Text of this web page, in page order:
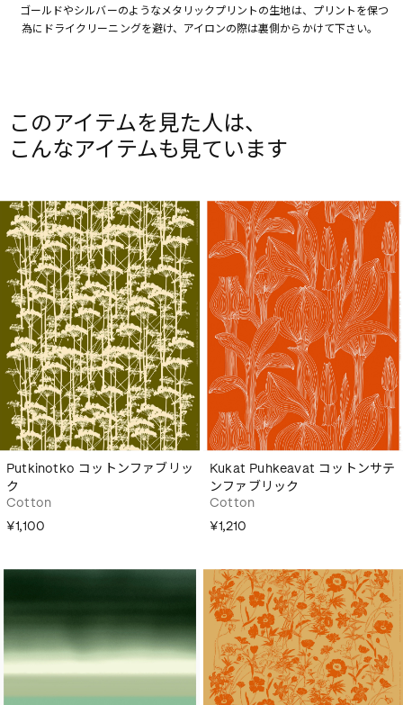
ゴールドやシルバーのようなメタリックプリントの生地は、プリントを保つ
為にドライクリーニングを避け、アイロンの際は裏側からかけて下さい。
このアイテムを見た人は、
こんなアイテムも見ています
Putkinotko コットンファブリッ
ク
Cotton
¥1,100
Kukat Puhkeavat コットンサテ
ンファブリック
Cotton
¥1,210